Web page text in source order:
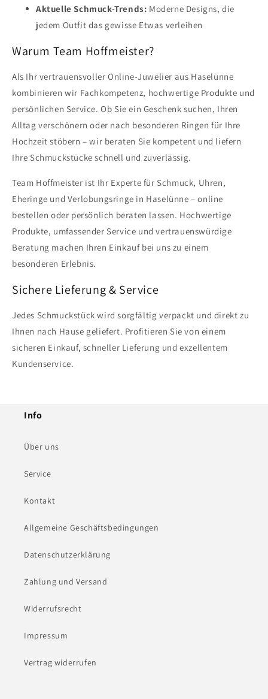
Aktuelle Schmuck-Trends: Moderne Designs, die
jedem Outfit das gewisse Etwas verleihen
Warum Team Hoffmeister?
Als Ihr vertrauensvoller Online-Juwelier aus Haselünne
kombinieren wir Fachkompetenz, hochwertige Produkte und
persönlichen Service. Ob Sie ein Geschenk suchen, Ihren
Alltag verschönern oder nach besonderen Ringen für Ihre
Hochzeit stöbern – wir beraten Sie kompetent und liefern
Ihre Schmuckstücke schnell und zuverlässig.
Team Hoffmeister ist Ihr Experte für Schmuck, Uhren,
Eheringe und Verlobungsringe in Haselünne – online
bestellen oder persönlich beraten lassen. Hochwertige
Produkte, umfassender Service und vertrauenswürdige
Beratung machen Ihren Einkauf bei uns zu einem
besonderen Erlebnis.
Sichere Lieferung & Service
Jedes Schmuckstück wird sorgfältig verpackt und direkt zu
Ihnen nach Hause geliefert. Profitieren Sie von einem
sicheren Einkauf, schneller Lieferung und exzellentem
Kundenservice.
Info
Über uns
Service
Kontakt
Allgemeine Geschäftsbedingungen
Datenschutzerklärung
Zahlung und Versand
Widerrufsrecht
Impressum
Vertrag widerrufen